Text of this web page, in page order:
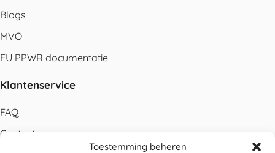
Toestemming beheren
Blogs
MVO
EU PPWR documentatie
Klantenservice
FAQ
Contact